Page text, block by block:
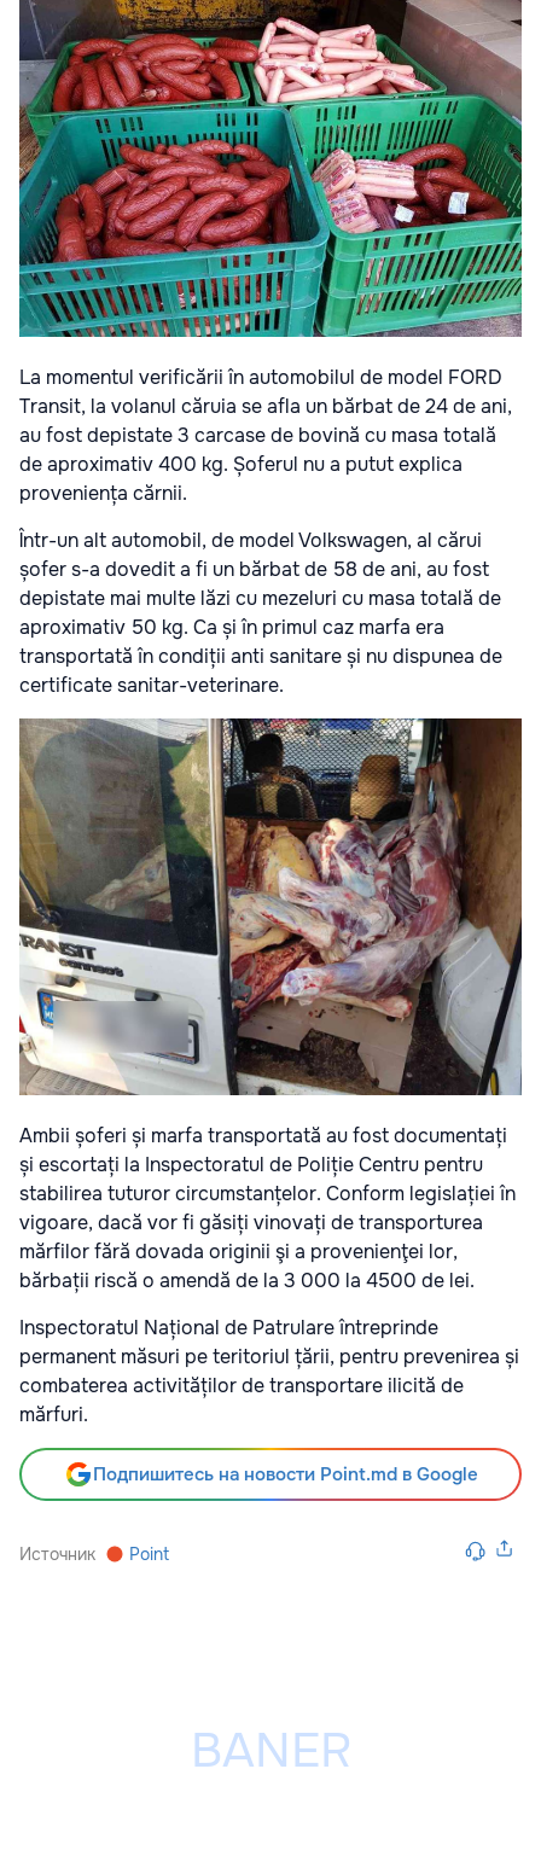
La momentul verificării în automobilul de model FORD
Transit, la volanul căruia se afla un bărbat de 24 de ani,
au fost depistate 3 carcase de bovină cu masa totală
de aproximativ 400 kg. Șoferul nu a putut explica
proveniența cărnii.
Într-un alt automobil, de model Volkswagen, al cărui
șofer s-a dovedit a fi un bărbat de 58 de ani, au fost
depistate mai multe lăzi cu mezeluri cu masa totală de
aproximativ 50 kg. Ca și în primul caz marfa era
transportată în condiții anti sanitare și nu dispunea de
certificate sanitar-veterinare.
Ambii șoferi și marfa transportată au fost documentați
și escortați la Inspectoratul de Poliție Centru pentru
stabilirea tuturor circumstanțelor. Conform legislației în
vigoare, dacă vor fi găsiți vinovați de transporturea
mărfilor fără dovada originii şi a provenienţei lor,
bărbații riscă o amendă de la 3 000 la 4500 de lei.
Inspectoratul Național de Patrulare întreprinde
permanent măsuri pe teritoriul țării, pentru prevenirea și
combaterea activităților de transportare ilicită de
mărfuri.
Подпишитесь на новости Point.md в Google
Источник Point